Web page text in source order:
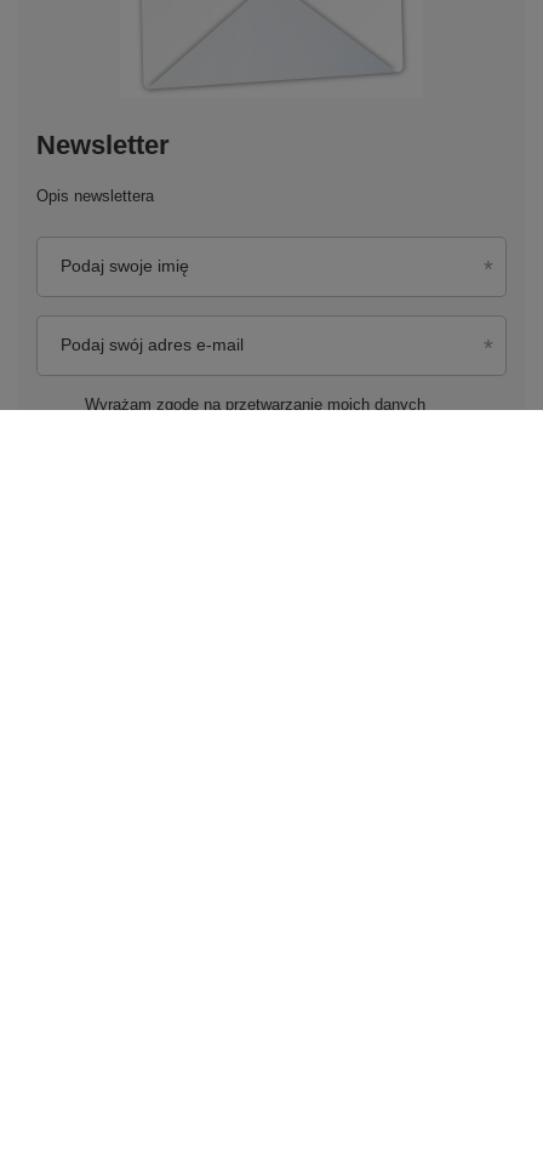
Newsletter
Opis newslettera
Podaj swoje imię
Podaj swój adres e-mail
Wyrażam zgodę na przetwarzanie moich danych